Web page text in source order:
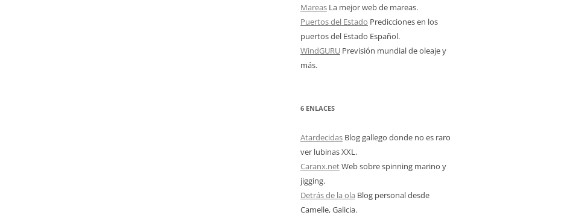
Mareas La mejor web de mareas.
Puertos del Estado Predicciones en los
puertos del Estado Español.
WindGURU Previsión mundial de oleaje y
más.
6 ENLACES
Atardecidas Blog gallego donde no es raro
ver lubinas XXL.
Caranx.netWeb sobre spinning marino y
jigging.
Detrás de la ola Blog personal desde
Camelle, Galicia.